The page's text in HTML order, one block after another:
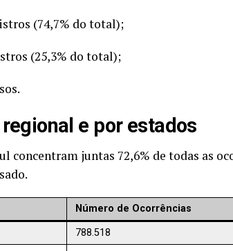
(74,7% do total);
(25,3% do total);
e por estados
concentram juntas 72,6% de todas as
Número de Ocorrências
788.518